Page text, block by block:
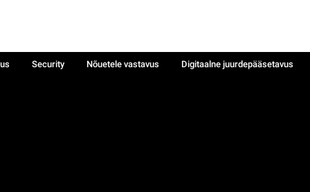
Security Nõuetele vastavus
Digitaalne juurdepääsetavus